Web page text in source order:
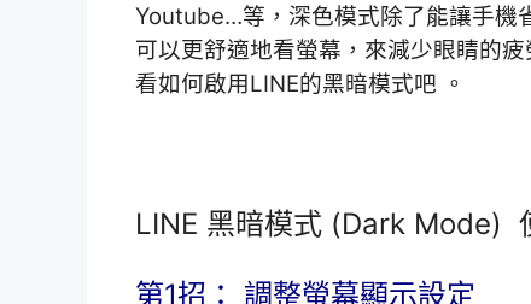
Youtube…等，深色模式除了能讓手機
可以更舒適地看螢幕，來減少眼睛的疲
看如何啟用LINE的黑暗模式吧 。
LINE 黑暗模式 (Dark Mode)
第1招： 調整螢幕顯示設定